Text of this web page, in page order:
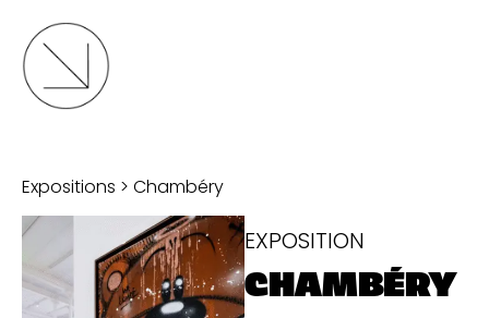
Expositions > Chambéry
EXPOSITION
CHAMBÉRY